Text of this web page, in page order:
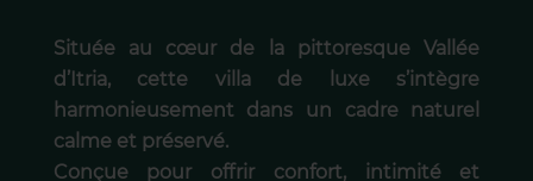
Située au cœur de la pittoresque Vallée
d’Itria, cette villa de luxe s’intègre
harmonieusement dans un cadre naturel
calme et préservé.
Conçue pour offrir confort, intimité et